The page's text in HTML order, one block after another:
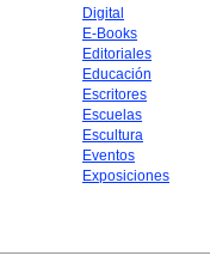
Digital
E-Books
Editoriales
Educación
Escritores
Escuelas
Escultura
Eventos
Exposiciones